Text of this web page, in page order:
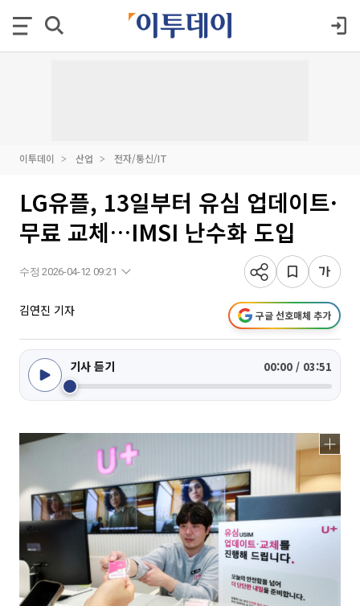
이투데이 산업 전자/통신/IT
LG유플, 13일부터 유심 업데이트·
무료 교체…IMSI 난수화 도입
수정 2026-04-12 09:21
김연진 기자 구글 선호매체 추가
기사 듣기 00:00 / 03:51